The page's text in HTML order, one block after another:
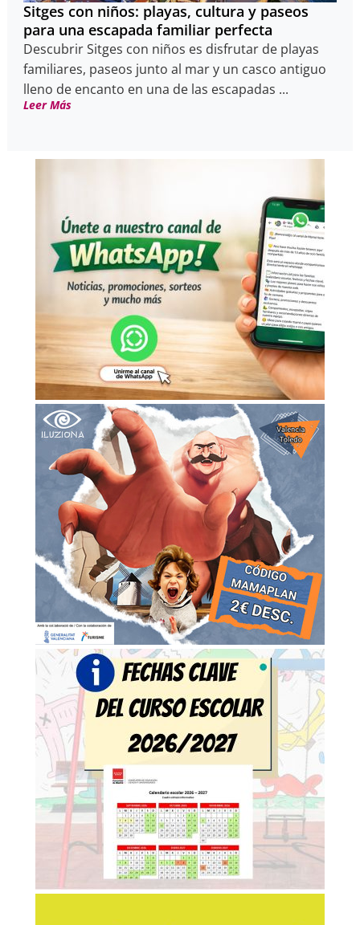
Sitges con niños: playas, cultura y paseos
para una escapada familiar perfecta
Descubrir Sitges con niños es disfrutar de playas
familiares, paseos junto al mar y un casco antiguo
lleno de encanto en una de las escapadas ...
Leer Más